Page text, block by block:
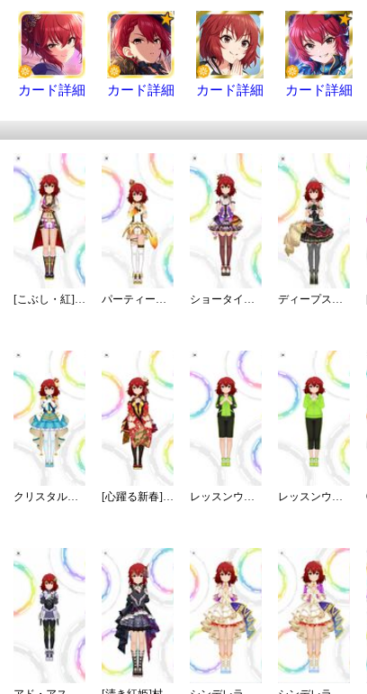
カード詳細 カード詳細 カード詳細 カード詳細